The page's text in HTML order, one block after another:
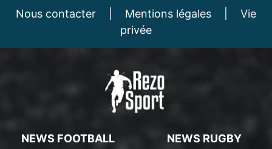
Nous contacter Mentions légales
Vie
privée
NEWS FOOTBALL
NEWS RUGBY